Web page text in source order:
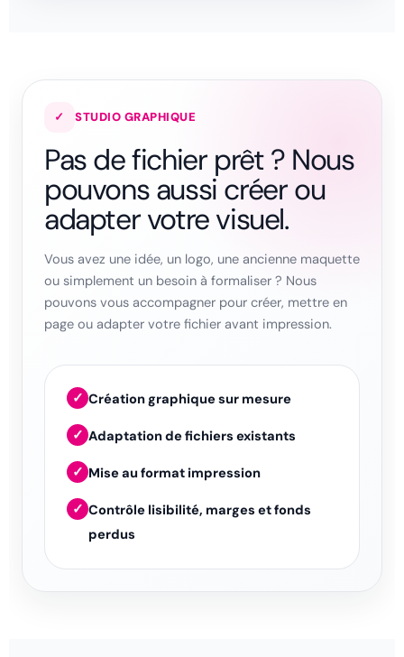
✓ STUDIO GRAPHIQUE
Pas de fichier prêt ? Nous
pouvons aussi créer ou
adapter votre visuel.
Vous avez une idée, un logo, une ancienne maquette
ou simplement un besoin à formaliser ? Nous
pouvons vous accompagner pour créer, mettre en
page ou adapter votre fichier avant impression.
✓ Création graphique sur mesure
✓ Adaptation de fichiers existants
✓ Mise au format impression
✓ Contrôle lisibilité, marges et fonds
perdus